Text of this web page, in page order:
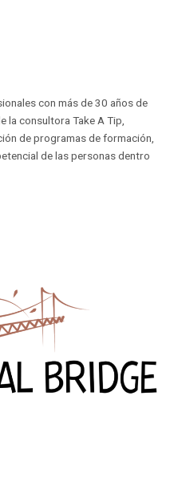
con más de 30 años de
la consultora Take A Tip,
de programas de formación,
de las personas dentro